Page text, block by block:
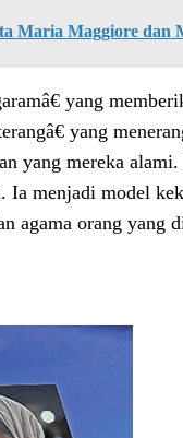
Maria Maggiore dan
yang
yang
yang mereka
menjadi model
agama orang yang